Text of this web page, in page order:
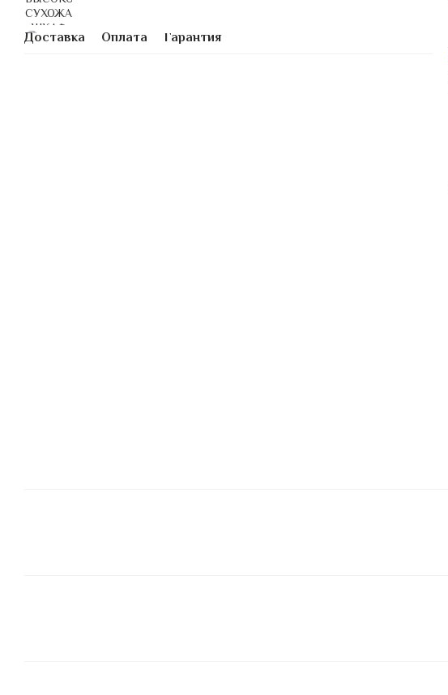
Доставка Оплата Гарантия